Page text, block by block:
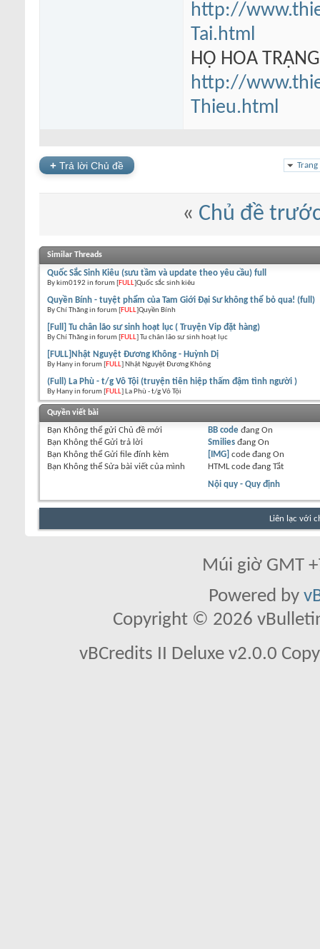
http://
Tai.html
HỘ HOA
http://
Thieu.html
+ Trả lời Chủ đề
« Chủ đề
Similar Threads
Quốc Sắc Sinh Kiêu (sưu tầm và update theo yêu cầu) full
By kim0192 in forum [FULL]Quốc sắc sinh kiêu
Quyền Bính - tuyệt phẩm của Tam Giới Đại Sư không thể bỏ qua! (full)
By Chí Thăng in forum [FULL]Quyền Bính
[Full] Tu chân lão sư sinh hoạt lục ( Truyện Vip đặt hàng)
By Chí Thăng in forum [FULL] Tu chân lão sư sinh hoạt lục
[FULL]Nhật Nguyệt Đương Không - Huỳnh Dị
By Hany in forum [FULL] Nhật Nguyệt Đương Không
(Full) La Phù - t/g Vô Tội (truyện tiên hiệp thấm đậm tình người )
By Hany in forum [FULL] La Phù - t/g Vô Tội
Quyền viết bài
Bạn Không thể gửi Chủ đề mới
Bạn Không thể Gửi trả lời
Bạn Không thể Gửi file đính kèm
Bạn Không thể Sửa bài viết của mình
BB code đang On
Smiliesđang On
[IMG] code đang On
HTML code đang Tắt
Nội quy - Quy định
Liên lạc với
Múi giờ GMT
Powered by
Copyright © 2026
vBCredits II Deluxe v2.0.0